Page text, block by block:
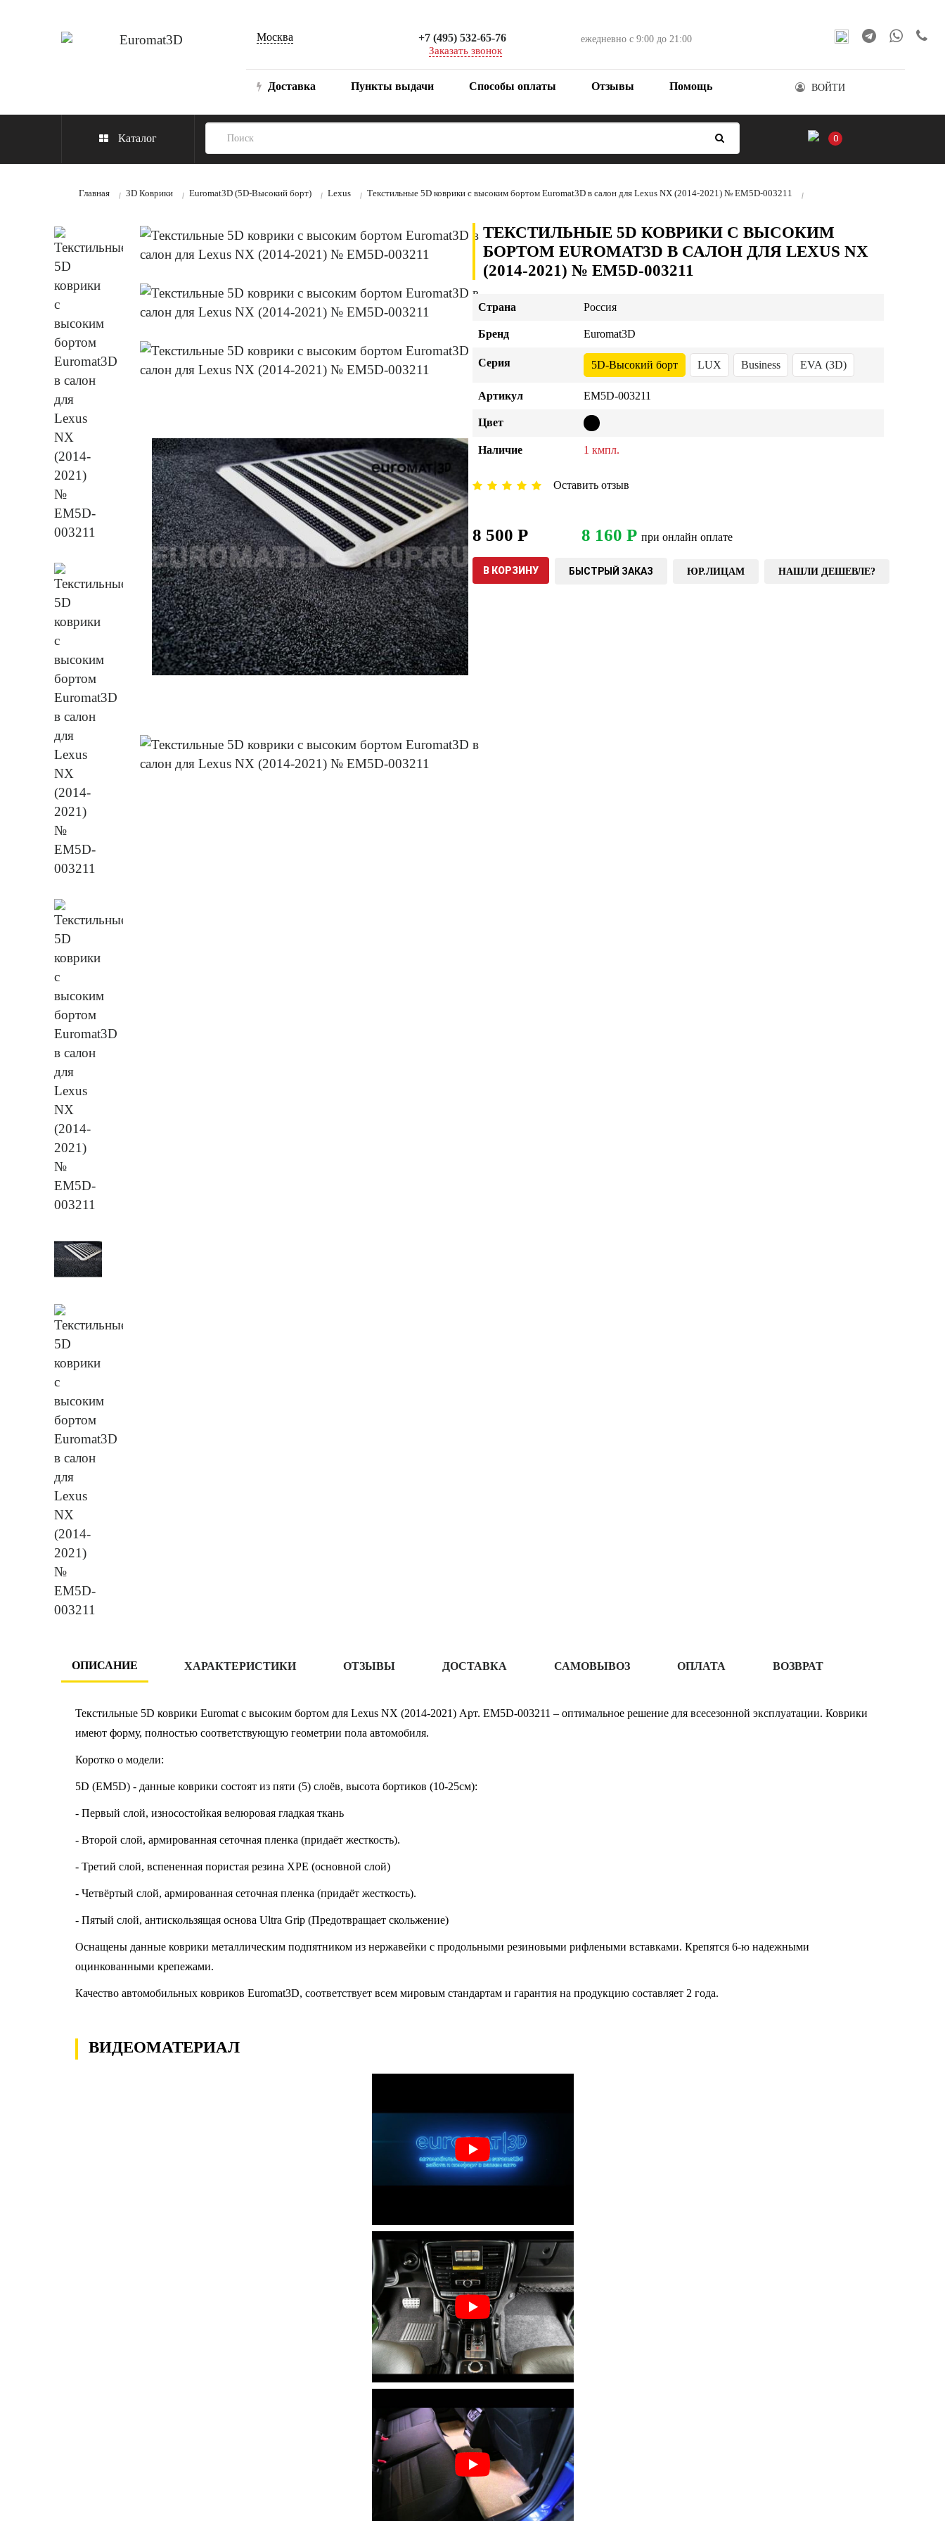
Москва +7 (495) 532-65-76
Заказать звонок
ежедневнос 9:00 до 21:00
Доставка Пункты выдачи Способы оплаты Отзывы Помощь ВОЙТИ
Каталог 0
Главная 3D Коврики Euromat3D (5D-Высокий борт) Lexus Текстильные 5D коврики с высоким бортом Euromat3D в салон для Lexus NX (2014-2021) № EM5D-003211
ТЕКСТИЛЬНЫЕ 5D КОВРИКИ С ВЫСОКИМ
БОРТОМ EUROMAT3D В САЛОН ДЛЯ LEXUS NX
(2014-2021) № EM5D-003211
Страна Россия
Бренд Euromat3D
Серия 5D-Высокий борт LUX Business EVA (3D)
Артикул EM5D-003211
Цвет
Наличие 1 кмпл.
Оставить отзыв
8 500 Р 8 160 Р при онлайн оплате
В КОРЗИНУ БЫСТРЫЙ ЗАКАЗ ЮР.ЛИЦАМ НАШЛИ ДЕШЕВЛЕ?
ОПИСАНИЕ ХАРАКТЕРИСТИКИ ОТЗЫВЫ ДОСТАВКА САМОВЫВОЗ ОПЛАТА ВОЗВРАТ
Текстильные 5D коврики Euromat с высоким бортом для Lexus NX (2014-2021) Арт. EM5D-003211 – оптимальное решение для всесезонной эксплуатации. Коврики
имеют форму, полностью соответствующую геометрии пола автомобиля.
Коротко о модели:
5D (EM5D) - данные коврики состоят из пяти (5) слоёв, высота бортиков (10-25см):
- Первый слой, износостойкая велюровая гладкая ткань
- Второй слой, армированная сеточная пленка (придаёт жесткость).
- Третий слой, вспененная пористая резина XPE (основной слой)
- Четвёртый слой, армированная сеточная пленка (придаёт жесткость).
- Пятый слой, антискользящая основа Ultra Grip (Предотвращает скольжение)
Оснащены данные коврики металлическим подпятником из нержавейки с продольными резиновыми рифлеными вставками. Крепятся 6-ю надежными
оцинкованными крепежами.
Качество автомобильных ковриков Euromat3D, соответствует всем мировым стандартам и гарантия на продукцию составляет 2 года.
ВИДЕОМАТЕРИАЛ